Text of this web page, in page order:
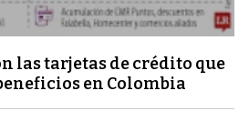
las tarjetas de crédito que
en Colombia